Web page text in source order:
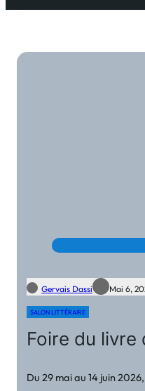
Gervais Dassi Mai 6,
SALON LITTÉRAIRE
Foire du
Du 29 mai au 14 juin